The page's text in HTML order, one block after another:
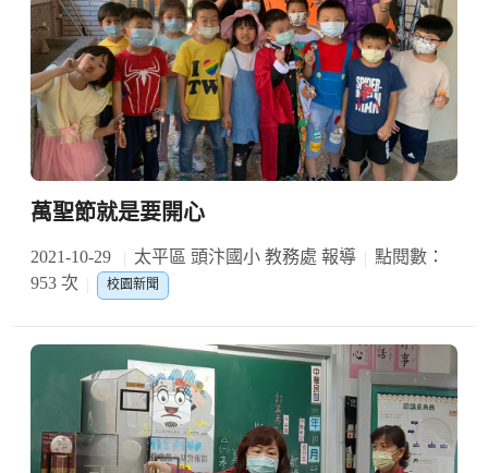
萬聖節就是要開心
2021-10-29 太平區 頭汴國小 教務處 報導
點閱數：
953 次
校園新聞